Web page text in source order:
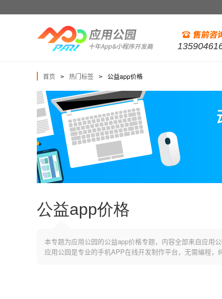
首页 > 热门标签 > 公益app价格
公益app价格
本专题为应用公园的公益app价格专题，内容全部来自应用
应用公园是专业的手机APP在线开发制作平台，无需编程，